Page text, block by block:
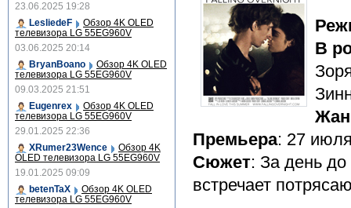
В
Премьера: 27
Сюжет: За день
встречает
23.06.2025 19:28
LesliedeF
Обзор 4K OLED
телевизора LG 55EG960V
03.06.2025 20:14
BryanBoano
Обзор 4K OLED
телевизора LG 55EG960V
09.03.2025 21:51
Eugenrex
Обзор 4K OLED
телевизора LG 55EG960V
29.01.2025 22:36
XRumer23Wence
Обзор 4K
OLED телевизора LG 55EG960V
19.01.2025 09:09
betenTaX
Обзор 4K OLED
телевизора LG 55EG960V